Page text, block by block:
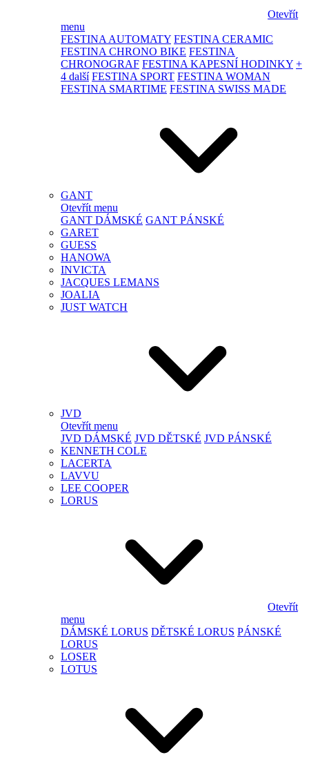
Otevřít
menu
FESTINA AUTOMATY FESTINA CERAMIC
FESTINA CHRONO BIKE FESTINA
CHRONOGRAF FESTINA KAPESNÍ HODINKY +
4 další FESTINA SPORT FESTINA WOMAN
FESTINA SMARTIME FESTINA SWISS MADE
GANT
Otevřít menu
GANT DÁMSKÉ GANT PÁNSKÉ
GARET
GUESS
HANOWA
INVICTA
JACQUES LEMANS
JOALIA
JUST WATCH
JVD
Otevřít menu
JVD DÁMSKÉ JVD DĚTSKÉ JVD PÁNSKÉ
KENNETH COLE
LACERTA
LAVVU
LEE COOPER
LORUS
Otevřít
menu
DÁMSKÉ LORUS DĚTSKÉ LORUS PÁNSKÉ
LORUS
LOSER
LOTUS